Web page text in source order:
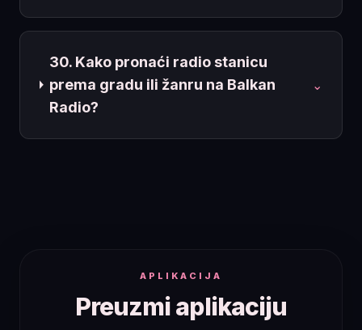
30. Kako pronaći radio stanicu
prema gradu ili žanru na Balkan
Radio?
⌄
APLIKACIJA
Preuzmi aplikaciju